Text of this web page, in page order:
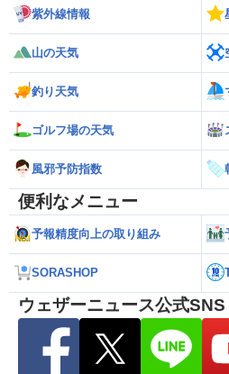
紫外線情報
山の天気
釣り天気
ゴルフ場の天気
風邪予防指数
便利なメニュー
予報精度向上の取り組み
SORASHOP
ウェザーニュース公式SNS